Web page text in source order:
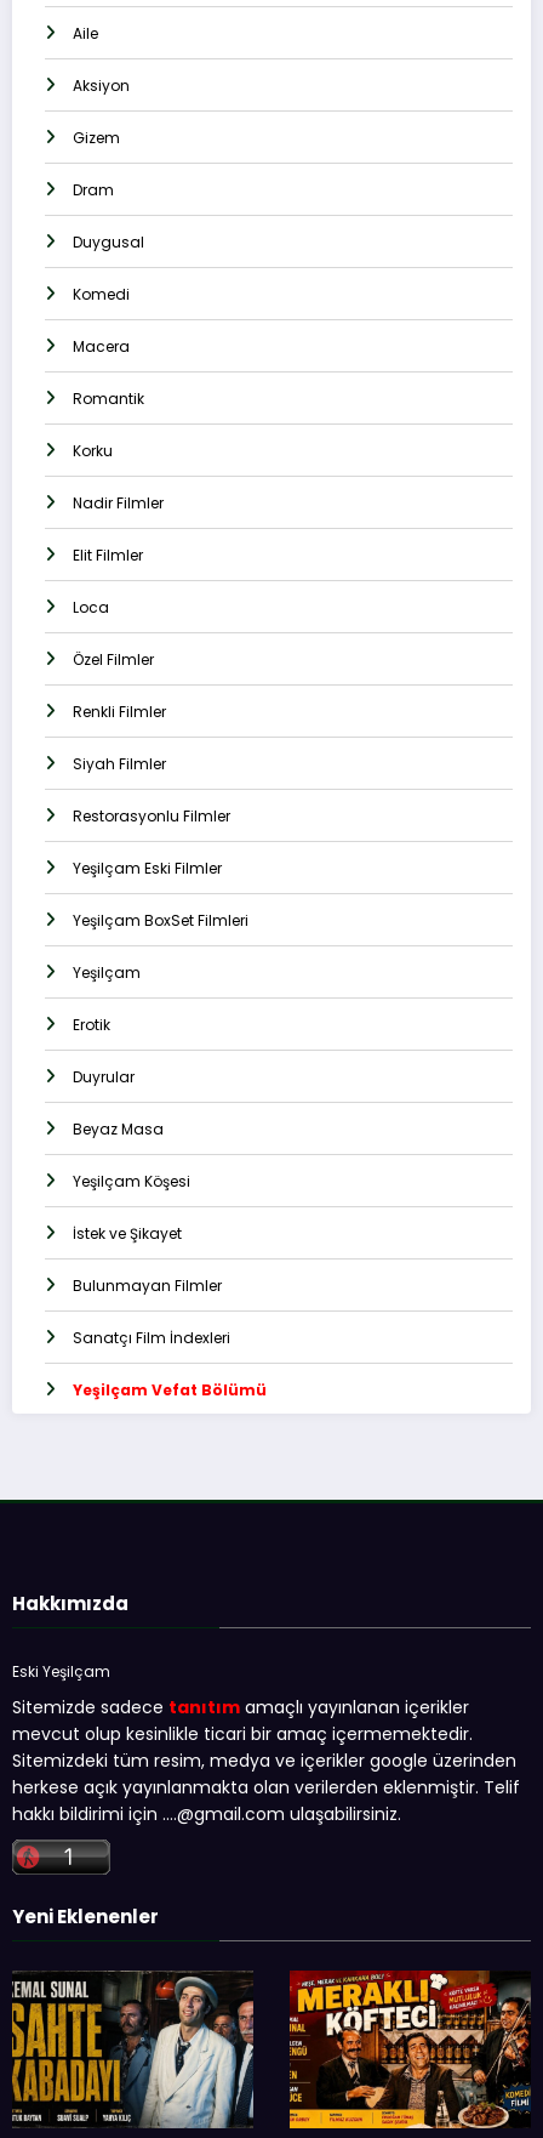
Aile
Aksiyon
Gizem
Dram
Duygusal
Komedi
Macera
Romantik
Korku
Nadir Filmler
Elit Filmler
Loca
Özel Filmler
Renkli Filmler
Siyah Filmler
Restorasyonlu Filmler
Yeşilçam Eski Filmler
Yeşilçam BoxSet Filmleri
Yeşilçam
Erotik
Duyrular
Beyaz Masa
Yeşilçam Köşesi
İstek ve Şikayet
Bulunmayan Filmler
Sanatçı Film İndexleri
Yeşilçam Vefat Bölümü
Hakkımızda
Eski Yeşilçam
Sitemizde sadece tanıtım amaçlı yayınlanan içerikler
mevcut olup kesinlikle ticari bir amaç içermemektedir.
Sitemizdeki tüm resim, medya ve içerikler google üzerinden
herkese açık yayınlanmakta olan verilerden eklenmiştir. Telif
hakkı bildirimi için ….@gmail.com ulaşabilirsiniz.
Yeni Eklenenler